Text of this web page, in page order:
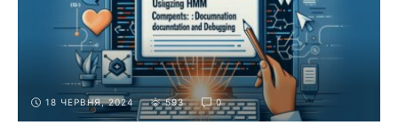
18 ЧЕРВНЯ, 2024 593 0